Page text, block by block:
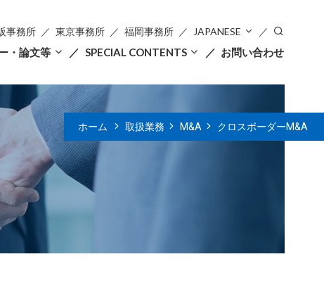
・論文等 SPECIAL CONTENTS お問い合わせ
事務所 東京事務所 福岡事務所 JAPANESE
ホーム 取扱業務 M&A クロスボーダーM&A